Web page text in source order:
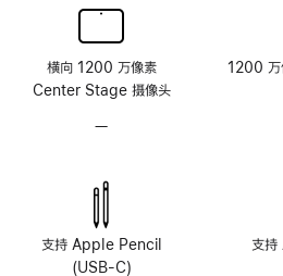
横向 1200 万像素
Center Stage 摄像头
—
像
头
支持 Apple Pencil
(USB-C)
1200
支